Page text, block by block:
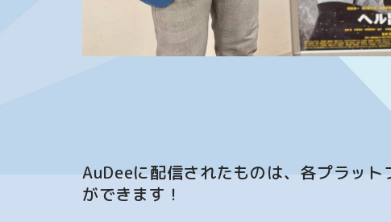
AuDeeに配信されたものは、各プラッ
ができます！